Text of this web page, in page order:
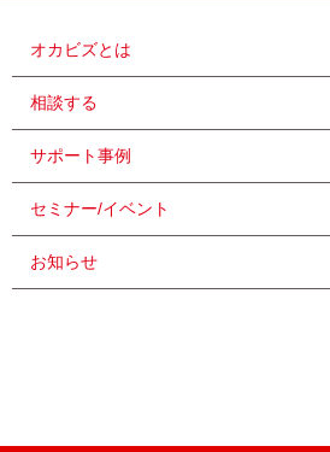
オカビズとは
相談する
サポート事例
セミナー/イベント
お知らせ